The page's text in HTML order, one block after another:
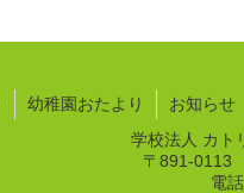
幼稚園おたより お知らせ
学校法人 カト
〒891-0113
電話